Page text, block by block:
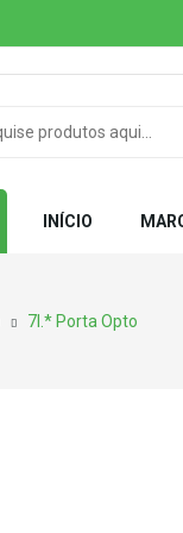
INÍCIO
7I.* Porta Opto